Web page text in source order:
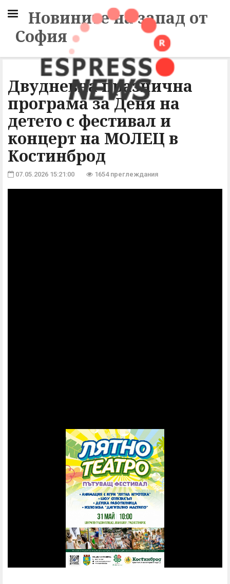
Новините на запад от
София
Двудневна празнична
програма за Деня на
детето с фестивал и
концерт на МОЛЕЦ в
Костинброд
07.05.2026 15:21:00 1654 преглеждания